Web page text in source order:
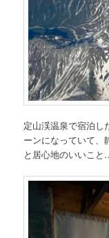
定山渓温泉で宿泊し
ーンになっていて
と居心地のいいこ